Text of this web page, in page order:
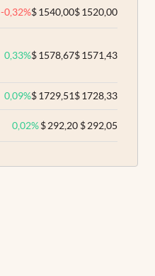
-0,32%$1540,00$1520,00
0,33%$1578,67$1571,43
0,09%$1729,51$1728,33
0,02% $292,20 $292,05